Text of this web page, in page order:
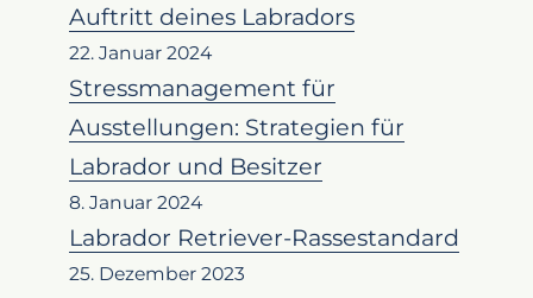
Auftritt deines Labradors
22. Januar 2024
Stressmanagement für
Ausstellungen: Strategien für
Labrador und Besitzer
8. Januar 2024
Labrador Retriever-Rassestandard
25. Dezember 2023